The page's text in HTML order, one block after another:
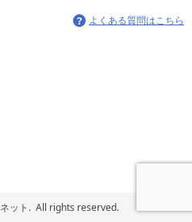
よくある質問はこちら
ット. All rights reserved.